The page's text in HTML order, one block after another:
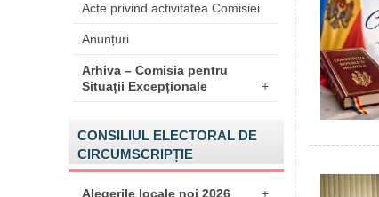
Acte privind activitatea Comisiei
Anunțuri
Arhiva – Comisia pentru
Situații Excepționale
+
CONSILIUL ELECTORAL DE
CIRCUMSCRIPȚIE
Alegerile locale noi 2026 +